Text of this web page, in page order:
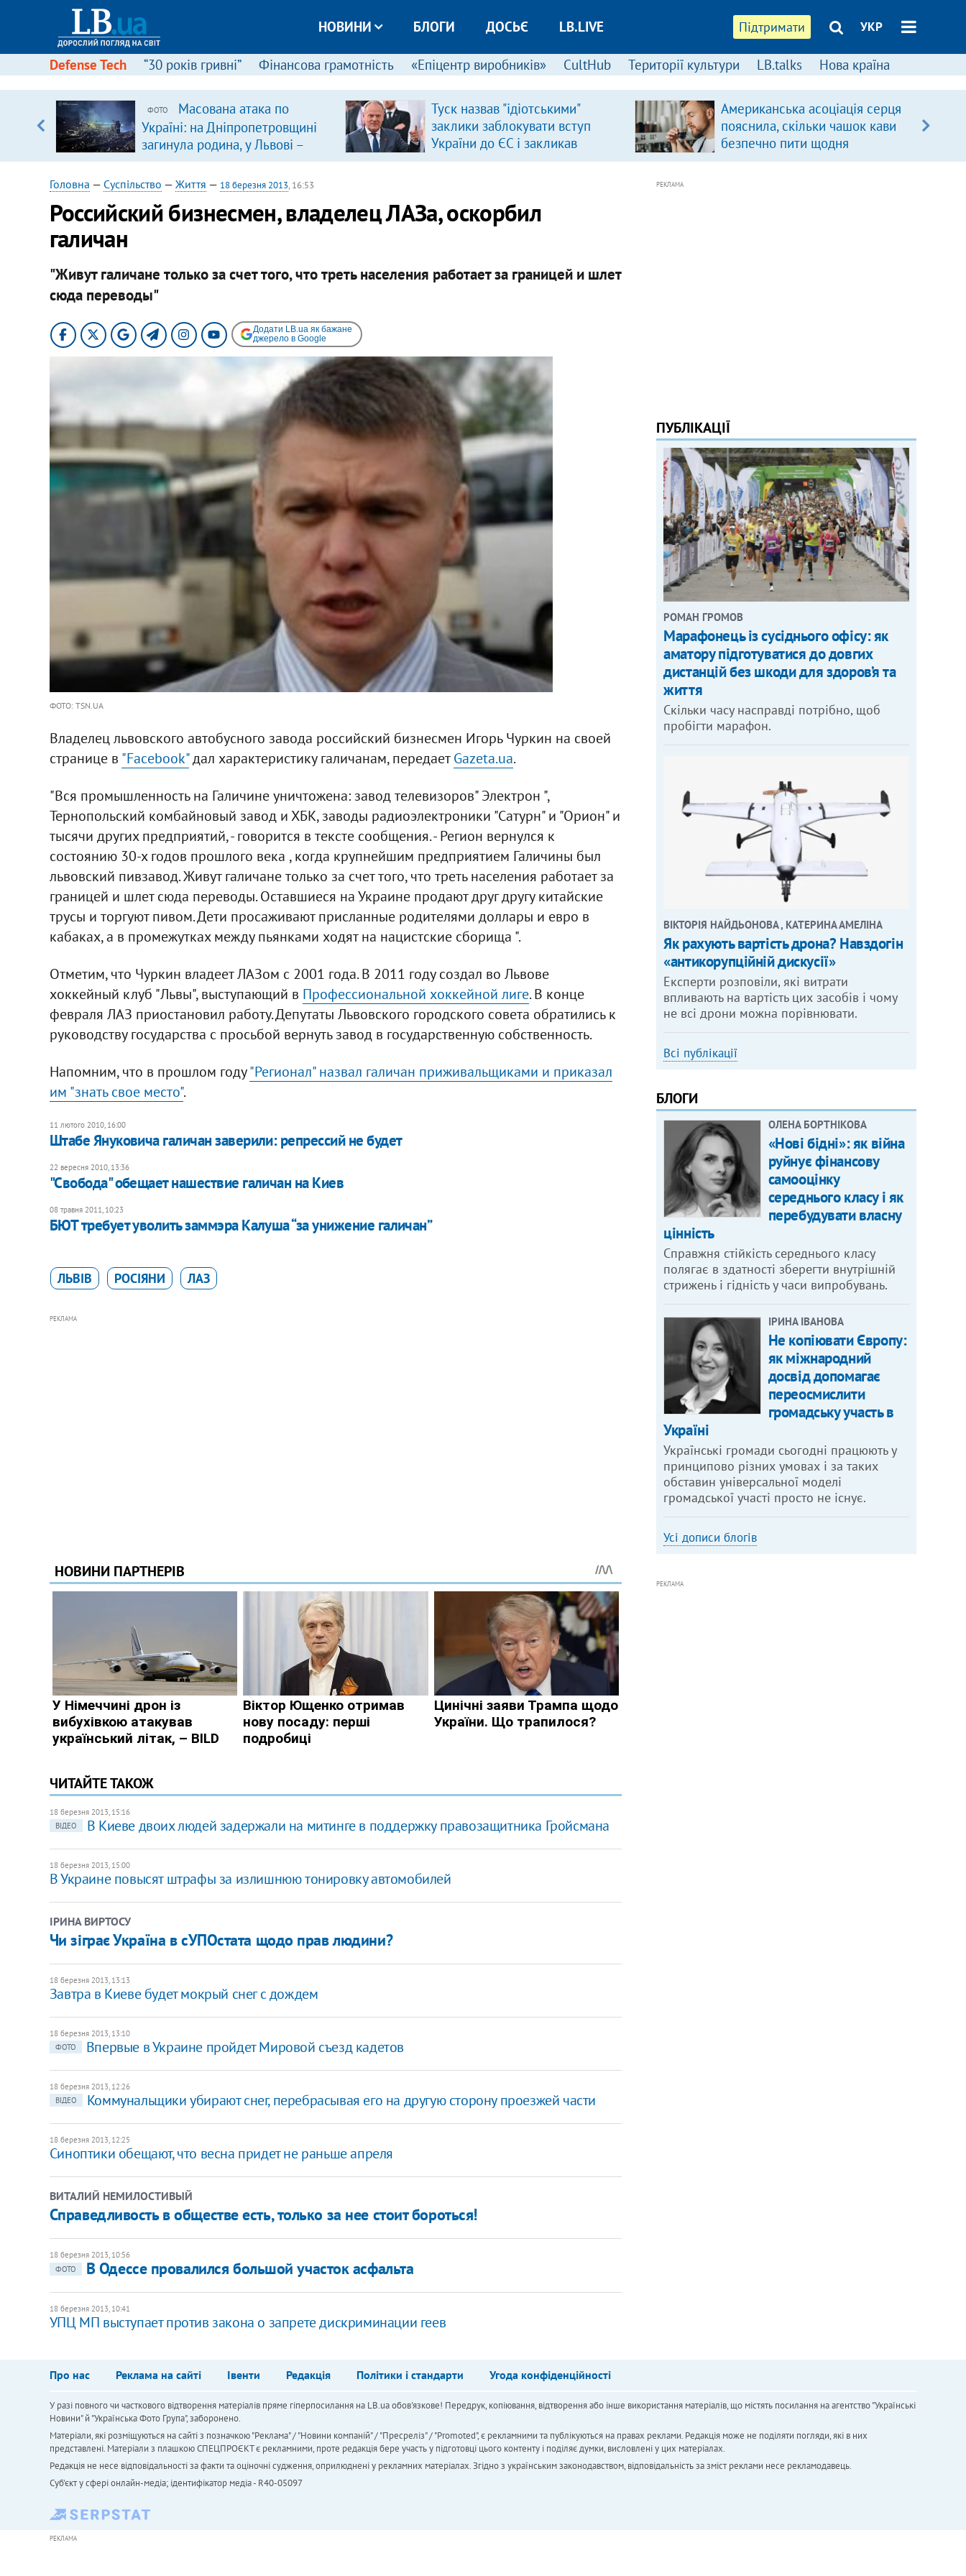
Підтримати УКР
НОВИНИ БЛОГИ ДОСЬЄ LB.LIVE
Defense Tech “30 років гривні” Фінансова грамотність «Епіцентр виробників» CultHub Території культури LB.talks Нова країна
ФОТО
Масована атака по
Україні: на Дніпропетровщині
загинула родина, у Львові –
удар по багатоповерхівках
(доповнюється)
Туск назвав "ідіотськими"
заклики заблокувати вступ
України до ЄС і закликав
припинити антиукраїнську
Американська асоціація серця
пояснила, скільки чашок кави
безпечно пити щодня
Головна — Суспільство — Життя — 18 березня 2013, 16:53
Российский бизнесмен, владелец ЛАЗа, оскорбил
галичан
"Живут галичане только за счет того, что треть населения работает за границей и шлет
сюда переводы"
Додати LB.ua як бажане
джерело в Google
ФОТО: TSN.UA
Владелец львовского автобусного завода российский бизнесмен Игорь Чуркин на своей
странице в "Facebook"дал характеристику галичанам, передаетGazeta.ua.
"Вся промышленность на Галичине уничтожена: завод телевизоров" Электрон ",
Тернопольский комбайновый завод и ХБК, заводы радиоэлектроники "Сатурн" и "Орион" и
тысячи других предприятий, - говорится в тексте сообщения. - Регион вернулся к
состоянию 30-х годов прошлого века , когда крупнейшим предприятием Галичины был
львовский пивзавод. Живут галичане только за счет того, что треть населения работает за
границей и шлет сюда переводы. Оставшиеся на Украине продают друг другу китайские
трусы и торгуют пивом. Дети просаживают присланные родителями доллары и евро в
кабаках, а в промежутках между пьянками ходят на нацистские сборища ".
Отметим, что Чуркин владеет ЛАЗом с 2001 года. В 2011 году создал во Львове
хоккейный клуб "Львы", выступающий в Профессиональной хоккейной лиге. В конце
февраля ЛАЗ приостановил работу. Депутаты Львовского городского совета обратились к
руководству государства с просьбой вернуть завод в государственную собственность.
Напомним, что в прошлом году"Регионал" назвал галичан приживальщиками и приказал
им "знать свое место".
11 лютого 2010, 16:00
Штабе Януковича галичан заверили: репрессий не будет
22 вересня 2010, 13:36
"Свобода" обещает нашествие галичан на Киев
08 травня 2011, 10:23
БЮТ требует уволить заммэра Калуша “за унижение галичан”
ЛЬВІВ РОСІЯНИ ЛАЗ
РЕКЛАМА
ЧИТАЙТЕ ТАКОЖ
18 березня 2013, 15:16
ВІДЕО
В Киеве двоих людей задержали на митинге в поддержку правозащитника Гройсмана
18 березня 2013, 15:00
В Украине повысят штрафы за излишнюю тонировку автомобилей
ІРИНА ВИРТОСУ
Чи зіграє Україна в сУПОстата щодо прав людини?
18 березня 2013, 13:13
Завтра в Киеве будет мокрый снег с дождем
18 березня 2013, 13:10
ФОТО
​Впервые в Украине пройдет Мировой съезд кадетов
18 березня 2013, 12:26
ВІДЕО
Коммунальщики убирают снег, перебрасывая его на другую сторону проезжей части
18 березня 2013, 12:25
Синоптики обещают, что весна придет не раньше апреля
ВИТАЛИЙ НЕМИЛОСТИВЫЙ
Справедливость в обществе есть, только за нее стоит бороться!
18 березня 2013, 10:56
ФОТО
В Одессе провалился большой участок асфальта
18 березня 2013, 10:41
УПЦ МП выступает против закона о запрете дискриминации геев
РЕКЛАМА
ПУБЛІКАЦІЇ
РОМАН ГРОМОВ
Марафонець із сусіднього офісу: як
аматору підготуватися до довгих
дистанцій без шкоди для здоров’я та
життя
Скільки часу насправді потрібно, щоб
пробігти марафон.
ВІКТОРІЯ НАЙДЬОНОВА , КАТЕРИНА АМЕЛІНА
Як рахують вартість дрона? Навздогін
«антикорупційній дискусії»
Експерти розповіли, які витрати
впливають на вартість цих засобів і чому
не всі дрони можна порівнювати.
Всі публікації
БЛОГИ
ОЛЕНА БОРТНІКОВА
«Нові бідні»: як війна
руйнує фінансову
самооцінку
середнього класу і як
перебудувати власну
цінність
Справжня стійкість середнього класу
полягає в здатності зберегти внутрішній
стрижень і гідність у часи випробувань.
ІРИНА ІВАНОВА
Не копіювати Європу:
як міжнародний
досвід допомагає
переосмислити
громадську участь в
Україні
Українські громади сьогодні працюють у
принципово різних умовах і за таких
обставин універсальної моделі
громадської участі просто не існує.
Усі дописи блогів
РЕКЛАМА
Про нас Реклама на сайті Івенти Редакція Політики і стандарти Угода конфіденційності
У разі повного чи часткового відтворення матеріалів пряме гіперпосилання на LB.ua обов'язкове! Передрук, копіювання, відтворення або інше використання матеріалів, що містять посилання на агентство "Українськi
Новини" й "Українська Фото Група", заборонено.
Матеріали, які розміщуються на сайті з позначкою "Реклама" / "Новини компаній" / "Пресреліз" / "Promoted", є рекламними та публікуються на правах реклами. Редакція може не поділяти погляди, які в них
представлені. Матеріали з плашкою СПЕЦПРОЄКТ є рекламними, проте редакція бере участь у підготовці цього контенту і поділяє думки, висловлені у цих матеріалах.
Редакція не несе відповідальності за факти та оціночні судження, оприлюднені у рекламних матеріалах. Згідно з українським законодавством, відповідальність за зміст реклами несе рекламодавець.
Cуб'єкт у сфері онлайн-медіа; ідентифікатор медіа - R40-05097
РЕКЛАМА